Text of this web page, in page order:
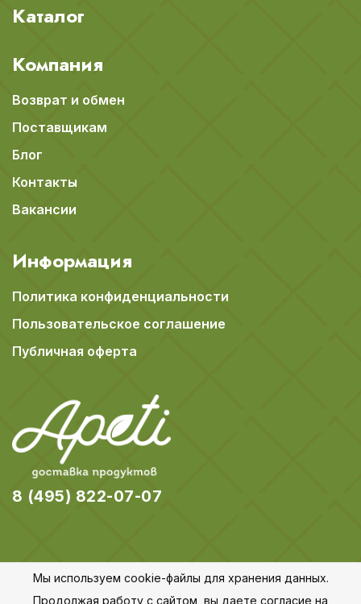
Каталог
Компания
Возврат и обмен
Поставщикам
Блог
Контакты
Вакансии
Информация
Политика конфиденциальности
Пользовательское соглашение
Публичная оферта
8 (495) 822-07-07
© 2018-2026 Apeti.ru,Карта сайта
Мы используем cookie-файлы для хранения данных.
Продолжая работу с сайтом, вы даете согласие на